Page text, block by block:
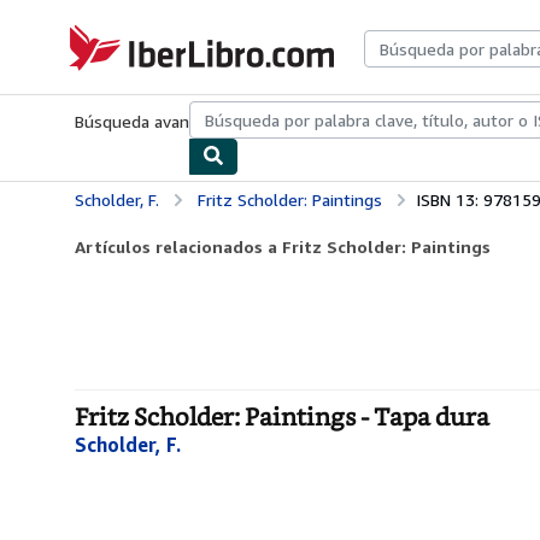
IberLibro.com
Búsqueda avanzadaColecciones Libros antiguosArte y
Scholder, F. Fritz Scholder: Paintings ISBN 13:
Artículos relacionados a Fritz Scholder: Paintings
Fritz Scholder: Paintings - Tapa dura
Scholder, F.